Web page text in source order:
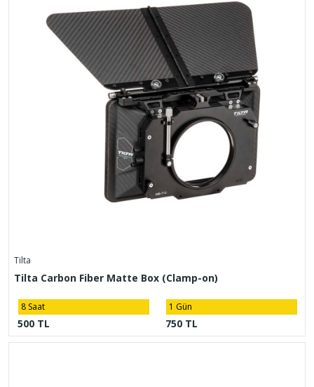
Tilta
Tilta Carbon Fiber Matte Box (Clamp-on)
8 Saat
500 TL
1 Gün
750 TL